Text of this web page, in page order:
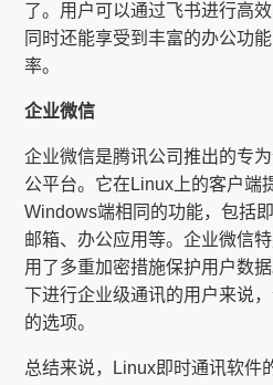
了。用户可以通过飞书进行高
同时还能享受到丰富的办公功
率。
企业微信
企业微信是腾讯公司推出的专
公平台。它在Linux上的客户端
Windows端相同的功能，包括
邮箱、办公应用等。企业微信
用了多重加密措施保护用户数
下进行企业级通讯的用户来说
的选项。
总结来说，Linux即时通讯软件